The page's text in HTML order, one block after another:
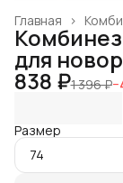
Главная ›
для
838 ₽1 396 ₽−
Размер
74